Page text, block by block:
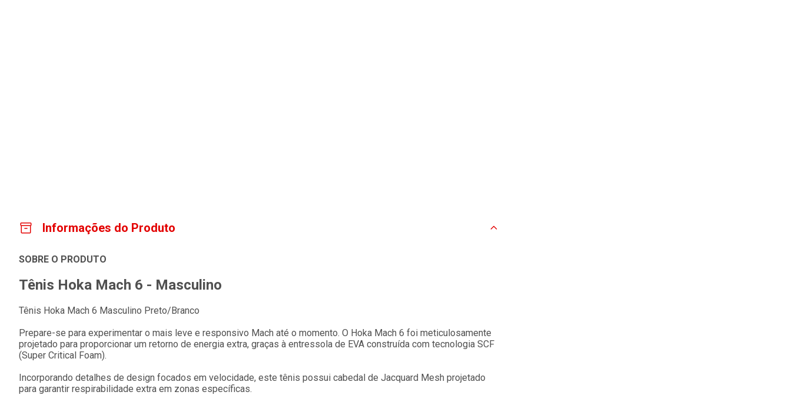
Informações do Produto
SOBRE O PRODUTO
Tênis Hoka Mach 6 - Masculino
Tênis Hoka Mach 6 Masculino Preto/Branco
Prepare-se para experimentar o mais leve e responsivo Mach até o momento. O Hoka Mach 6 foi meticulosamente
projetado para proporcionar um retorno de energia extra, graças à entressola de EVA construída com tecnologia SCF
(Super Critical Foam).
Incorporando detalhes de design focados em velocidade, este tênis possui cabedal de Jacquard Mesh projetado
para garantir respirabilidade extra em zonas específicas.